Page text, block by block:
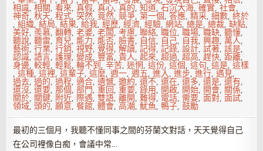
相識,相關,看來,真假,真心,真的,知道,石沉大海,確實,社會,
神奇,秋天,程式,突然,竟然,競爭, 第一個,答應,精采,細數,終於
,組織,結局,結果,給我,經歷,經濟,經驗,網站,總是,總裁,缺點,
美好,羨慕,翻轉,老婆,老闆,考慮,聯絡,職位,職場,職缺,聽懂,
聽說,聽雷,育兒, 能力, 能否,臉書, 自信, 自己, 自我,興趣,萬人,
藝術,行業,行銷,視野, 覺得,解讀,記得,記錄,設計,試著,該是,
認識,語言,護理,變成, 豐富,貴人,起來,超過,超高,趕快,距離,
身邊,較輕,輕鬆,輪不到,辛苦,迷惘,這份,這個,這句,這是,這樣
,這種,這裡,這輩子,這麼,週一,週五,進入,進步,進行,遇見,
過去,過的,過程,適合,遺憾,邀約,還不,還在,還多,還是,還有,
還沒,還要,那個,部門,重回,重要,錄用, 開啟, 開始, 開會, 關係,
關於, 關鍵, 附近, 際遇,雙語,離開,難得, 電話, 需要,面對,面試,
領域,頭的,願意,餐館,體會,高潮,魷魚, 鴨子,鼓勵
最初的三個月，我聽不懂同事之間的芬蘭文對話，天天覺得自己
在公司裡像白痴，會議中常…